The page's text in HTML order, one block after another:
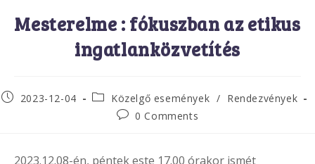
Mesterelme : fókuszban az etikus
ingatlanközvetítés
Post2023-12-04
Post
category:
Közelgő események / Rendezvények
Post0 Comments
2023.12.08-én, péntek este 17.00 órakor ismét